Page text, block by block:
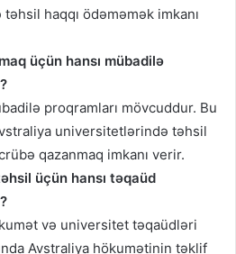
haqqı ödəməmək imkanı
üçün hansı mübadilə
proqramları mövcuddur. Bu
universitetlərində təhsil
qazanmaq imkanı verir.
üçün hansı təqaüd
və universitet təqaüdləri
Avstraliya hökumətinin təklif